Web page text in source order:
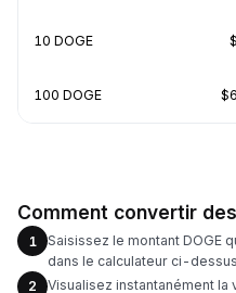
10 DOGE
100 DOGE
Comment convertir
1
Saisissez le montant DOGE
dans le calculateur ci-
2
Visualisez instantanément la